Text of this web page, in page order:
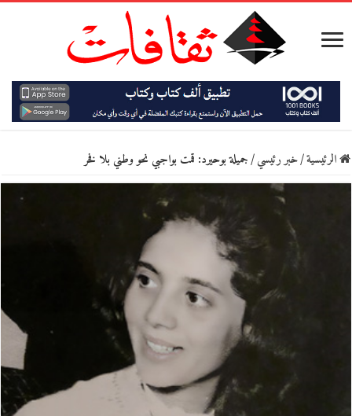
الرئيسية/خبر رئيسي/جميلة بوحيرد: قمت بواجبي نحو وطني بلا فخر